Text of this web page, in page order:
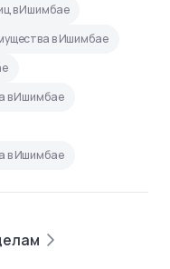
в Ишимбае
в Ишимбае
в Ишимбае
в Ишимбае